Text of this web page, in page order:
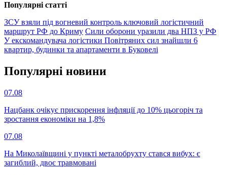
Популярнi статтi
ЗСУ взяли під вогневий контроль ключовий логістичний
маршрут РФ до Криму Сили оборони уразили два НПЗ у РФ
У екскомандувача логістики Повітряних сил знайшли 6
квартир, будинки та апартаменти в Буковелі
Популярнi новини
07.08
Нацбанк очікує прискорення інфляції до 10% цьогоріч та
зростання економіки на 1,8%
07.08
На Миколаївщині у пункті металобрухту стався вибух: є
загиблий, двоє травмовані